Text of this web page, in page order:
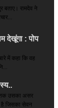
रामदेव ने
देखूंगा : पोप
में कहा कि वह
तक उसका असर
है जिसका सेवन